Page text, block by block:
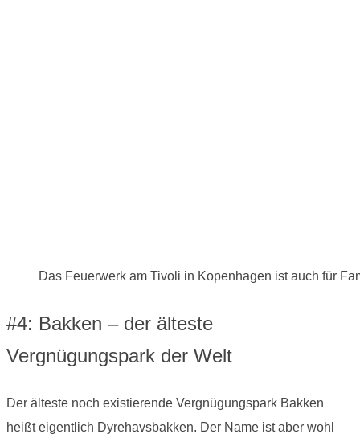
Das Feuerwerk am Tivoli in Kopenhagen ist auch für
#4: Bakken – der älteste
Vergnügungspark der Welt
Der älteste noch existierende Vergnügungspark Bakken
heißt eigentlich Dyrehavsbakken. Der Name ist aber wohl